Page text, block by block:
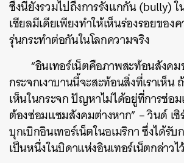
ซึ่งนี่ยังรวมไปถึงการรังแกกัน (bully)
เชียลมีเดียเพียงทำให้เห็นร่องรอยของ
รุ่นกระทำต่อกันในโลกความจริง
“อินเทอร์เน็ตคือภาพสะท้อนสังคม
กระจกเงาบานนี้จะสะท้อนสิ่งที่เราเห็น
เห็นในกระจก ปัญหาไม่ได้อยู่ที่การซ่อ
ต้องซ่อมแซมสังคมต่างหาก” – วินด์ เ
บุกเบิกอินเทอร์เน็ตในอเมริกา ซึ่งได้รั
เป็นหนึ่งในบิดาแห่งอินเทอร์เน็ตกล่าวไ